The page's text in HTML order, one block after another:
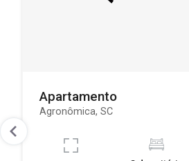
Apartamento
Agronômica, SC